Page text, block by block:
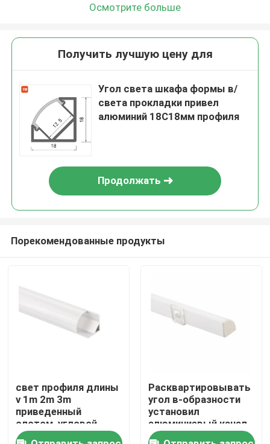
Дом
Продукты
Осмотрите больше
Получить лучшую цену для
Угол света шкафа формы в/
света прокладки привел
алюминий 18С18мм профиля
Продолжать
Порекомендованные продукты
свет профиля длины
v 1m 2m 3m
приведенный
слотом, угловой
освещая профиль
Расквартировывать
угол в-образности
установил
алюминиевый канал
приведенный для